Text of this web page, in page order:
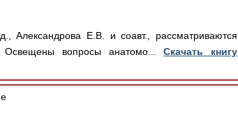
Александрова Е.В. и соавт., рассматриваются
Освещены вопросы анатомо...Скачать книгу